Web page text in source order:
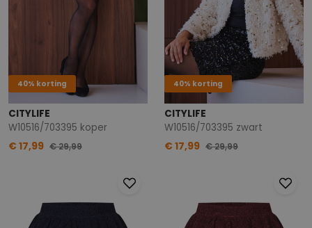
40% korting
CITYLIFE
W10516/703395 koper
€ 17,99 € 29,99
40% korting
CITYLIFE
W10516/703395 zwart
€ 17,99 € 29,99